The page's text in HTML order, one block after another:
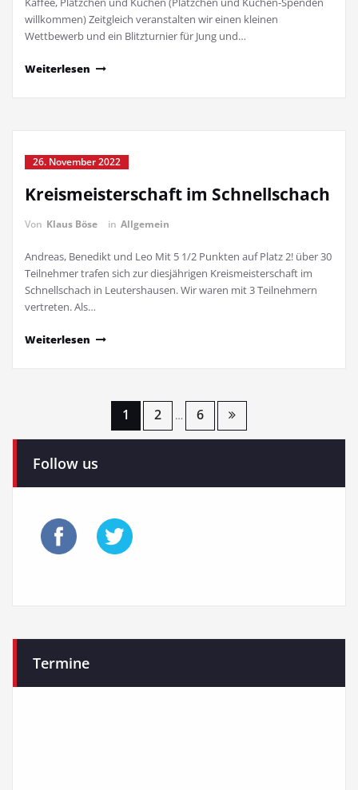
willkommen) Zeitgleich veranstalten wir einen kleinen
Wettbewerb und ein Blitzturnier für Jung und…
Weiterlesen
26. November 2022
Kreismeisterschaft im Schnellschach
Von Klaus Böse in Allgemein
Andreas, Benedikt und Leo Mit 5 1/2 Punkten auf Platz 2! über 30
Teilnehmer trafen sich zur diesjährigen Kreismeisterschaft im
Schnellschach in Leutershausen. Wir waren mit 3 Teilnehmern
vertreten. Als…
Weiterlesen
Seitennummerierung
Beiträge
1 2 … 6
Follow us
Termine